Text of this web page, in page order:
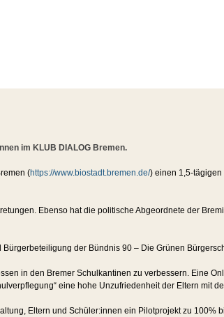
im KLUB DIALOG Bremen.
(https://www.biostadt.bremen.de/) einen 1,5-tägigen
Ebenso hat die politische Abgeordnete der
der Bündnis 90 – Die Grünen
in den Bremer Schulkantinen zu verbessern. Eine
eine hohe Unzufriedenheit der Eltern mit
Eltern und Schüler:innen ein Pilotprojekt zu